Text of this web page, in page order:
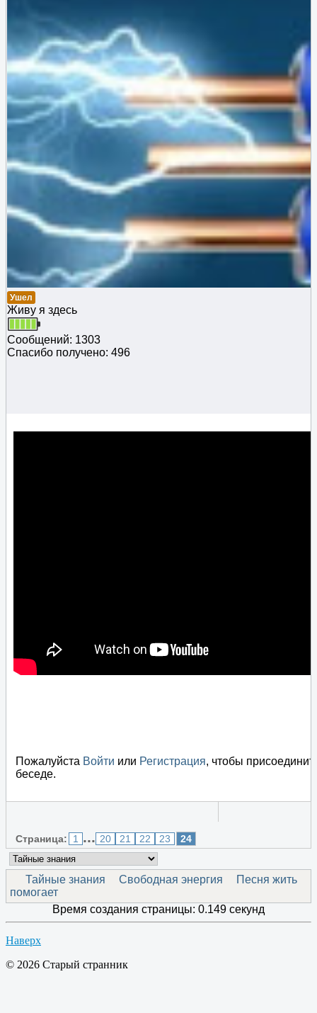
Ушел
Живу я здесь
Сообщений: 1303
Спасибо получено: 496
Пожалуйста Войти или Регистрация, чтобы
беседе.
Страница: 1 ... 20 21 22 23 24
Тайные знания Свободная энергия
Песня жить
помогает
Время создания страницы: 0.149 секунд
Наверх
© 2026 Старый странник